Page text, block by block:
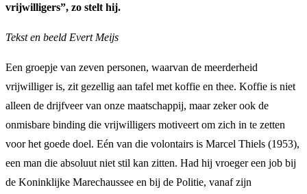
vrijwilligers”, zo stelt hij.
Tekst en beeld Evert Meijs
Een groepje van zeven personen, waarvan de meerderheid
vrijwilliger is, zit gezellig aan tafel met koffie en thee. Koffie is niet
alleen de drijfveer van onze maatschappij, maar zeker ook de
onmisbare binding die vrijwilligers motiveert om zich in te zetten
voor het goede doel. Eén van die volontairs is Marcel Thiels (1953),
een man die absoluut niet stil kan zitten. Had hij vroeger een job bij
de Koninklijke Marechaussee en bij de Politie, vanaf zijn